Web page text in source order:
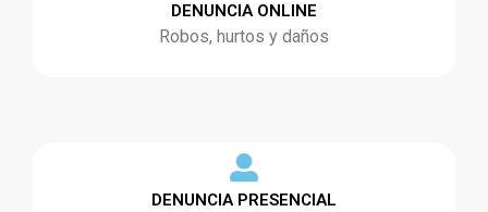
DENUNCIA ONLINE
Robos, hurtos y daños
DENUNCIA PRESENCIAL